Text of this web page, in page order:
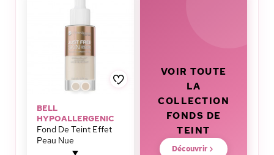
BELL
HYPOALLERGENIC
Fond De Teint Effet
Peau Nue
VOIR TOUTE
LA
COLLECTION
FONDS DE
TEINT
Découvrir